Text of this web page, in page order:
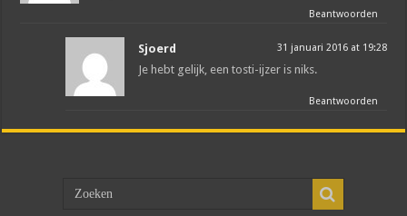
Beantwoorden
Sjoerd 31 januari 2016 at 19:28
Je hebt gelijk, een tosti-ijzer is niks.
Beantwoorden